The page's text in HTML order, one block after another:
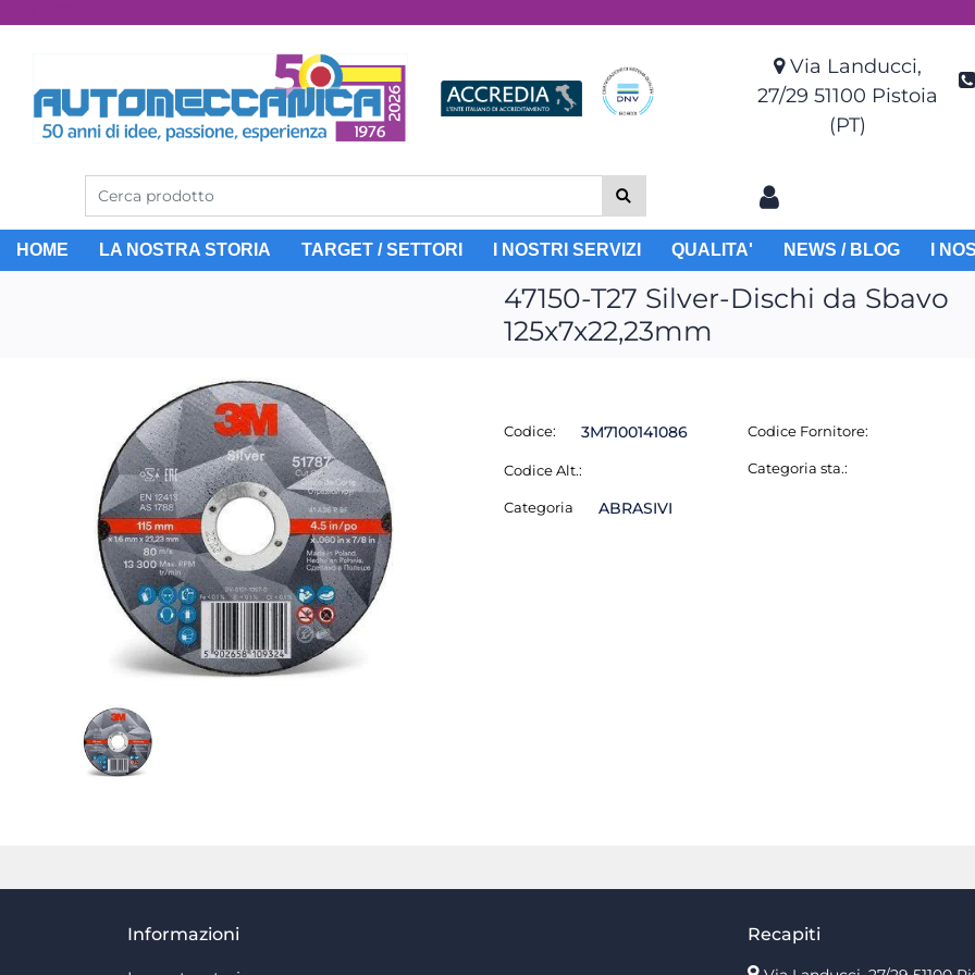
Via Landucci,
27/29 51100 Pistoia
(PT)
HOME LA NOSTRA STORIA TARGET / SETTORI I NOSTRI SERVIZI QUALITA' NEWS / BLOG I
47150-T27 Silver-Dischi da Sbavo
125x7x22,23mm
Codice: 3M7100141086
Codice Alt.:
Categoria ABRASIVI
Codice Fornitore:
Categoria sta.:
Informazioni Recapiti